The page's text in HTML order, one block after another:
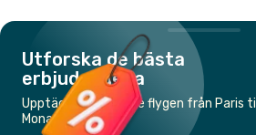
Utforska de bästa
erbjudandena
Upptäck de billigaste flygen från Paris till
Monastir